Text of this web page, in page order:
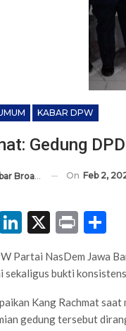
KABAR DPW
Gedung
Network On Feb 2,
EmailLinkedIn
X Print
Partai NasDem Jawa
sekaligus bukti
Kang Rachmat
gedung tersebut